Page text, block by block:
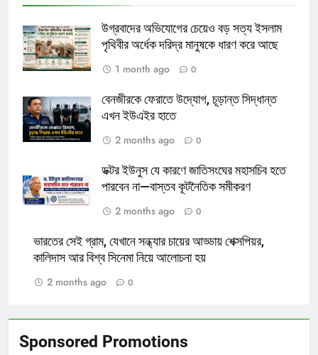
উগ্রবাদের অভিযোগের চেয়েও বড় সত্য ইসলাম
পৃথিবীর অর্ধেক দরিদ্র মানুষকে ধারণ করে আছে
1 month ago
0
বেনজীরকে ফেরাতে উদ্যোগ, চূড়ান্ত সিদ্ধান্ত
এখন ইউএইর হাতে
2 months ago
0
ডক্টর ইউনুস যে কারণে জাতিসংঘের মহাসচিব হতে
পারবেন না—বাস্তব কূটনৈতিক সমীকরণ
2 months ago
0
ভারতের সেই গ্রাম, যেখানে সন্ধ্যার চায়ের আড্ডায় শেক্সপিয়র,
কালিদাস আর বিশ্ব সিনেমা নিয়ে আলোচনা হয়
2 months ago
0
Sponsored Promotions